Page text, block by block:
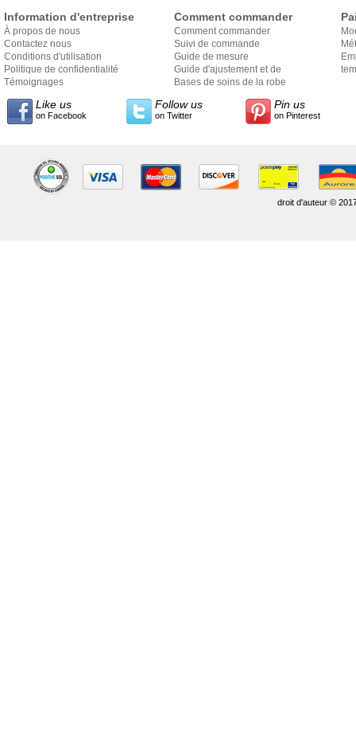
Information d'entreprise
À propos de nous
Contactez nous
Conditions d'utilisation
Politique de confidentialité
Témoignages
Comment commander
Comment commander
Suivi de commande
Guide de mesure
Guide d'ajustement et de
style
Bases de soins de la robe
Like us
on Facebook
Follow us
on Twitter
Pin us
on Pinterest
droit d'auteur ©